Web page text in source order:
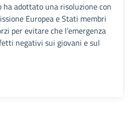
ha adottato una risoluzione con
Europea e Stati membri
per evitare che l’emergenza
negativi sui giovani e sul